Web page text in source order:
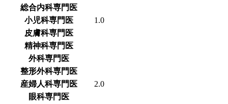
総合内科専門医
小児科専門医
1.0
皮膚科専門医
精神科専門医
外科専門医
整形外科専門医
産婦人科専門医
2.0
眼科専門医